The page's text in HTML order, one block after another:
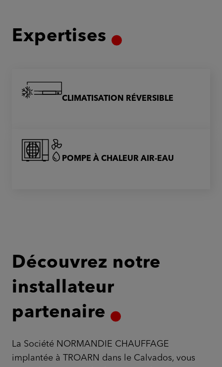
Expertises
CLIMATISATION RÉVERSIBLE
POMPE À CHALEUR AIR-EAU
Découvrez notre
installateur
partenaire
La Société NORMANDIE CHAUFFAGE
implantée à TROARN dans le Calvados, vous